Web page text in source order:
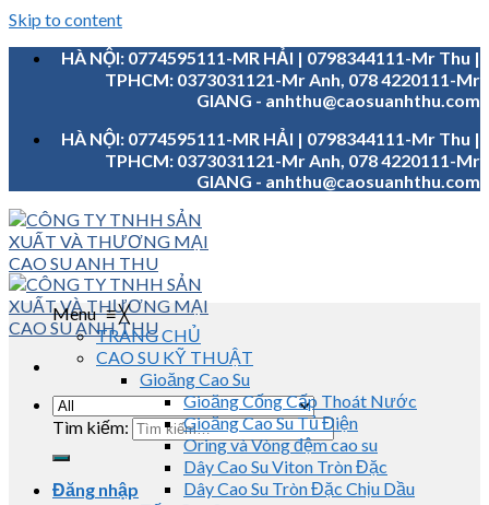
Skip to content
HÀ NỘI: 0774595111-MR HẢI | 0798344111-Mr Thu |
TPHCM: 0373031121-Mr Anh, 078 4220111-Mr
GIANG - anhthu@caosuanhthu.com
HÀ NỘI: 0774595111-MR HẢI | 0798344111-Mr Thu |
TPHCM: 0373031121-Mr Anh, 078 4220111-Mr
GIANG - anhthu@caosuanhthu.com
Tìm kiếm:
Đăng nhập
Menu≡╳
TRANG CHỦ
CAO SU KỸ THUẬT
Gioăng Cao Su
Gioăng Cống Cấp Thoát Nước
Gioăng Cao Su Tủ Điện
Oring và Vòng đệm cao su
Dây Cao Su Viton Tròn Đặc
Dây Cao Su Tròn Đặc Chịu Dầu